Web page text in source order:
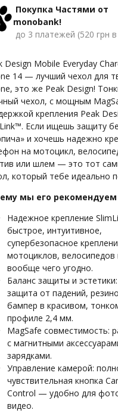
Покупка Частями от
monobank!
до 3 платежей (520 грн
Design Mobile Everyday
14 — лучший чехол для
это же Peak Design!
чехол, с мощным
крепления Peak
Если ищешь защиту
и хочешь надежно
на мотоцикл,
или шлем — это тот
который тебе идеально
мы его рекомендуем
Надежное крепление
быстрое, интуитивное,
супербезопасное
мотоциклов, велосипедов
вообще чего угодно.
Баланс защиты и
защита от падений,
бампер в красивом,
профиле 2,4 мм.
MagSafe совместимость:
с магнитными
зарядками.
Управление камерой:
чувствительная кнопка
Control — удобно для
видео.